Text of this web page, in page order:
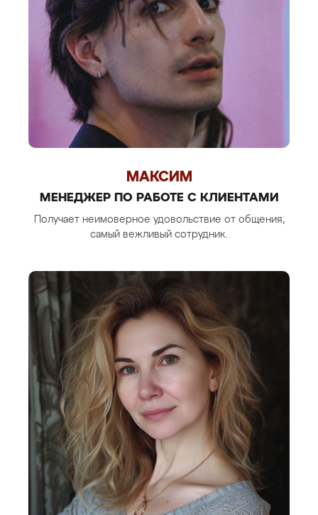
МАКСИМ
МЕНЕДЖЕР ПО РАБОТЕ С КЛИЕНТАМИ
Получает неимоверное удовольствие от общения,
самый вежливый сотрудник.